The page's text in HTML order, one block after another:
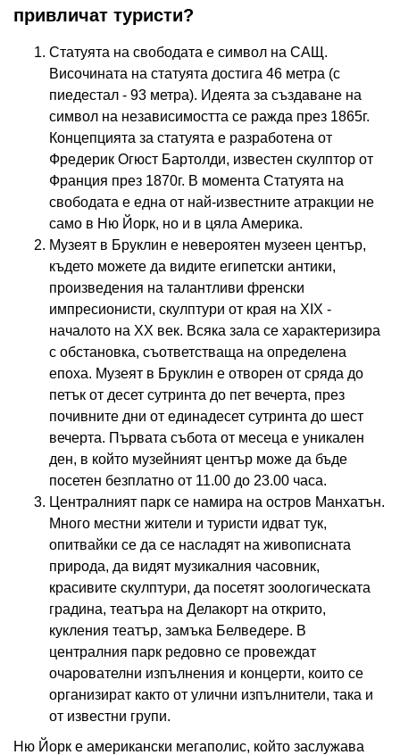
привличат туристи?
Статуята на свободата е символ на САЩ.
Височината на статуята достига 46 метра (с
пиедестал - 93 метра). Идеята за създаване на
символ на независимостта се ражда през 1865г.
Концепцията за статуята е разработена от
Фредерик Огюст Бартолди, известен скулптор от
Франция през 1870г. В момента Статуята на
свободата е една от най-известните атракции не
само в Ню Йорк, но и в цяла Америка.
Музеят в Бруклин е невероятен музеен център,
където можете да видите египетски антики,
произведения на талантливи френски
импресионисти, скулптури от края на XIX -
началото на XX век. Всяка зала се характеризира
с обстановка, съответстваща на определена
епоха. Музеят в Бруклин е отворен от сряда до
петък от десет сутринта до пет вечерта, през
почивните дни от единадесет сутринта до шест
вечерта. Първата събота от месеца е уникален
ден, в който музейният център може да бъде
посетен безплатно от 11.00 до 23.00 часа.
Централният парк се намира на остров Манхатън.
Много местни жители и туристи идват тук,
опитвайки се да се насладят на живописната
природа, да видят музикалния часовник,
красивите скулптури, да посетят зоологическата
градина, театъра на Делакорт на открито,
кукления театър, замъка Белведере. В
централния парк редовно се провеждат
очарователни изпълнения и концерти, които се
организират както от улични изпълнители, така и
от известни групи.
Ню Йорк е американски мегаполис, който заслужава